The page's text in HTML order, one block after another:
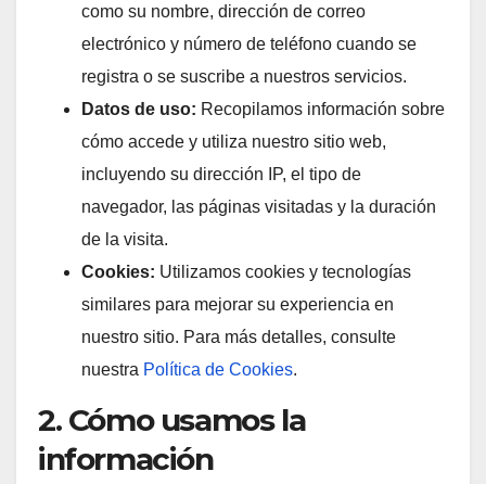
como su nombre, dirección de correo
electrónico y número de teléfono cuando se
registra o se suscribe a nuestros servicios.
Datos de uso: Recopilamos información sobre
cómo accede y utiliza nuestro sitio web,
incluyendo su dirección IP, el tipo de
navegador, las páginas visitadas y la duración
de la visita.
Cookies: Utilizamos cookies y tecnologías
similares para mejorar su experiencia en
nuestro sitio. Para más detalles, consulte
nuestra Política de Cookies.
2. Cómo usamos la
información